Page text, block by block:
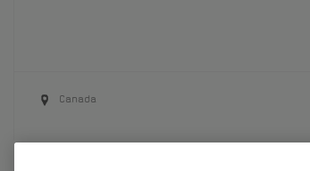
Canada